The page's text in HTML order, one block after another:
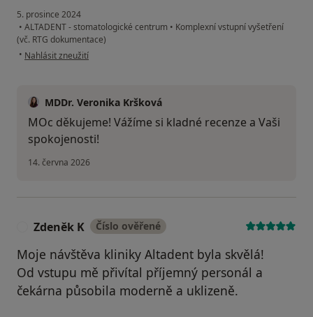
5. prosince 2024
• ALTADENT - stomatologické centrum • Komplexní vstupní vyšetření
(vč. RTG dokumentace)
• podle názoru uživatele Martin Reim
Nahlásit zneužití
MDDr. Veronika Kršková
MOc děkujeme! Vážíme si kladné recenze a Vaši
spokojenosti!
14. června 2026
Zdeněk K Číslo ověřené
Moje návštěva kliniky Altadent byla skvělá!
Od vstupu mě přivítal příjemný personál a
čekárna působila moderně a uklizeně.